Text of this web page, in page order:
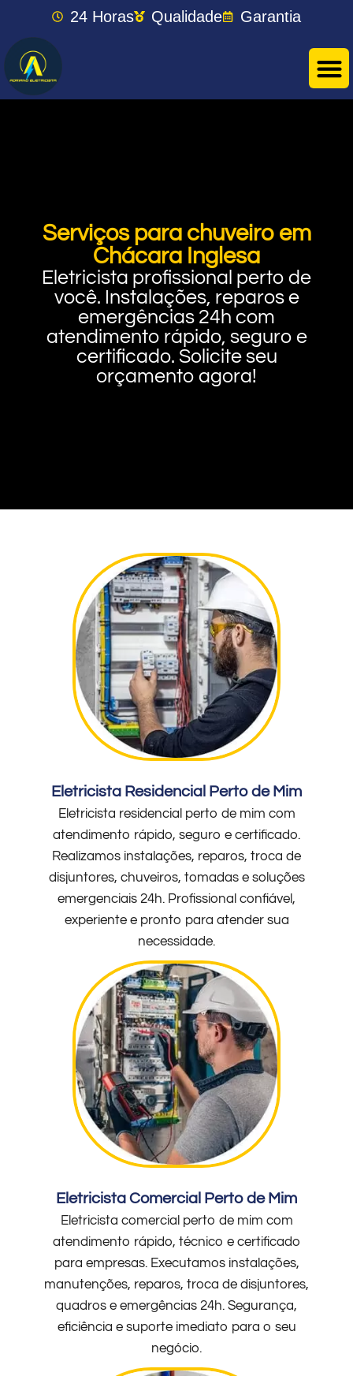
24 Horas Qualidade Garantia
Serviços para chuveiro em
Chácara Inglesa
Eletricista profissional perto de
você. Instalações, reparos e
emergências 24h com
atendimento rápido, seguro e
certificado. Solicite seu
orçamento agora!
Eletricista Residencial Perto de Mim
Eletricista residencial perto de mim com
atendimento rápido, seguro e certificado.
Realizamos instalações, reparos, troca de
disjuntores, chuveiros, tomadas e soluções
emergenciais 24h. Profissional confiável,
experiente e pronto para atender sua
necessidade.
Eletricista Comercial Perto de Mim
Eletricista comercial perto de mim com
atendimento rápido, técnico e certificado
para empresas. Executamos instalações,
manutenções, reparos, troca de disjuntores,
quadros e emergências 24h. Segurança,
eficiência e suporte imediato para o seu
negócio.